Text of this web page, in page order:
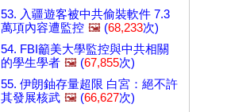
53. 入疆遊客被中共偷裝軟件 7.3
萬項內容遭監控 🖼️ (68,233次)
54. FBI籲美大學監控與中共相關
的學生學者 🖼️ (67,855次)
55. 伊朗鈾存量超限 白宮：絕不許
其發展核武 🖼️ (66,627次)